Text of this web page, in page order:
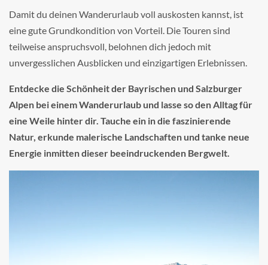
Damit du deinen Wanderurlaub voll auskosten kannst, ist
eine gute Grundkondition von Vorteil. Die Touren sind
teilweise anspruchsvoll, belohnen dich jedoch mit
unvergesslichen Ausblicken und einzigartigen Erlebnissen.
Entdecke die Schönheit der Bayrischen und Salzburger
Alpen bei einem Wanderurlaub und lasse so den Alltag für
eine Weile hinter dir. Tauche ein in die faszinierende
Natur, erkunde malerische Landschaften und tanke neue
Energie inmitten dieser beeindruckenden Bergwelt.